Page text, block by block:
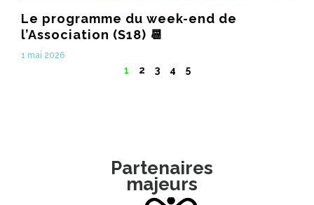
Le programme du week-end de
l’Association (S18) 📆
1 mai 2026
1 2 3 4 5
Partenaires
majeurs